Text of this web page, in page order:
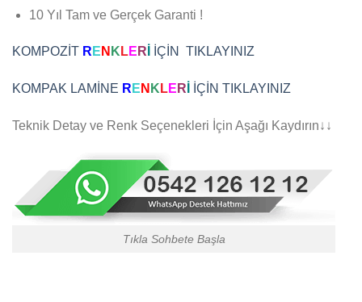
10 Yıl Tam ve Gerçek Garanti !
KOMPOZİT R E N K LE R İÇİN TIKLAYINIZ
KOMPAK LAMİNE R E N K LE R İÇİN TIKLAYINIZ
Teknik Detay ve Renk Seçenekleri İçin Aşağı Kaydırın↓↓
Tıkla Sohbete Başla